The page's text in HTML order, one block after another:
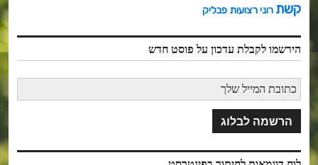
קשת רונירצועות פבליק
הירשמו לקבלת עדכון על פוסט חדש